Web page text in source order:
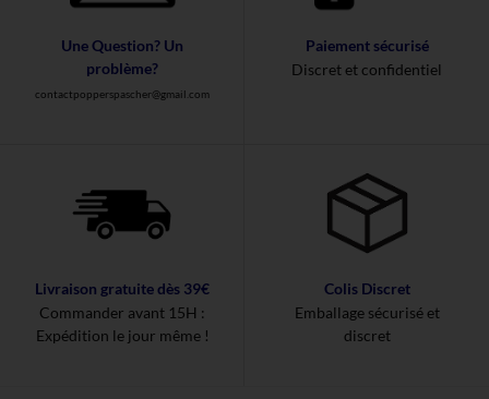
Une Question? Un
problème?
contactpopperspascher@gmail.com
Paiement sécurisé
Discret et confidentiel
Livraison gratuite dès 39€
Commander avant 15H :
Expédition le jour même !
Colis Discret
Emballage sécurisé et
discret